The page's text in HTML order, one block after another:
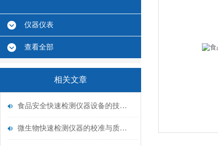
仪器仪表
查看全部
相关文章
食品安全快速检测仪器设备的技术演进与应用场景
微生物快速检测仪器的校准与质控：保证结果准确性的黄金法则